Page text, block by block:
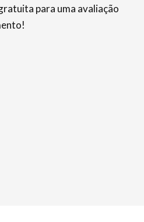
para uma avaliação